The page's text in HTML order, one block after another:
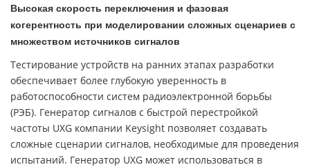
Высокая скорость переключения и фазовая
когерентность при моделировании сложных сценариев с
множеством источников сигналов
Тестирование устройств на ранних этапах разработки
обеспечивает более глубокую уверенность в
работоспособности систем радиоэлектронной борьбы
(РЭБ). Генератор сигналов с быстрой перестройкой
частоты UXG компании Keysight позволяет создавать
сложные сценарии сигналов, необходимые для проведения
испытаний. Генератор UXG может использоваться в